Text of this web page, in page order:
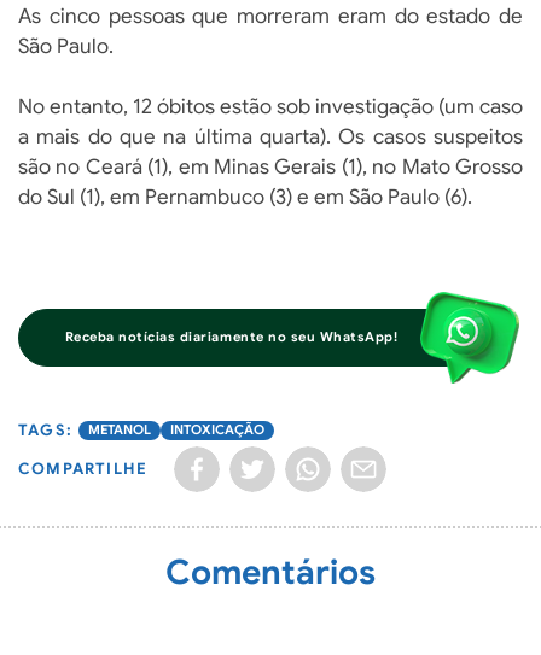
As cinco pessoas que morreram eram do estado de
São Paulo.
No entanto, 12 óbitos estão sob investigação (um caso
a mais do que na última quarta). Os casos suspeitos
são no Ceará (1), em Minas Gerais (1), no Mato Grosso
do Sul (1), em Pernambuco (3) e em São Paulo (6).
Receba notícias diariamente no seu WhatsApp!
METANOL INTOXICAÇÃO
COMPARTILHE
Comentários